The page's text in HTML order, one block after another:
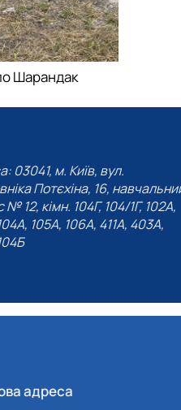
Шарандак
03041, м. Київ, вул.
Потєхіна, 16,
№ 12, кімн. 104Г, 104/1Г, 102А,
105А, 106А, 411А, 403А,
адреса